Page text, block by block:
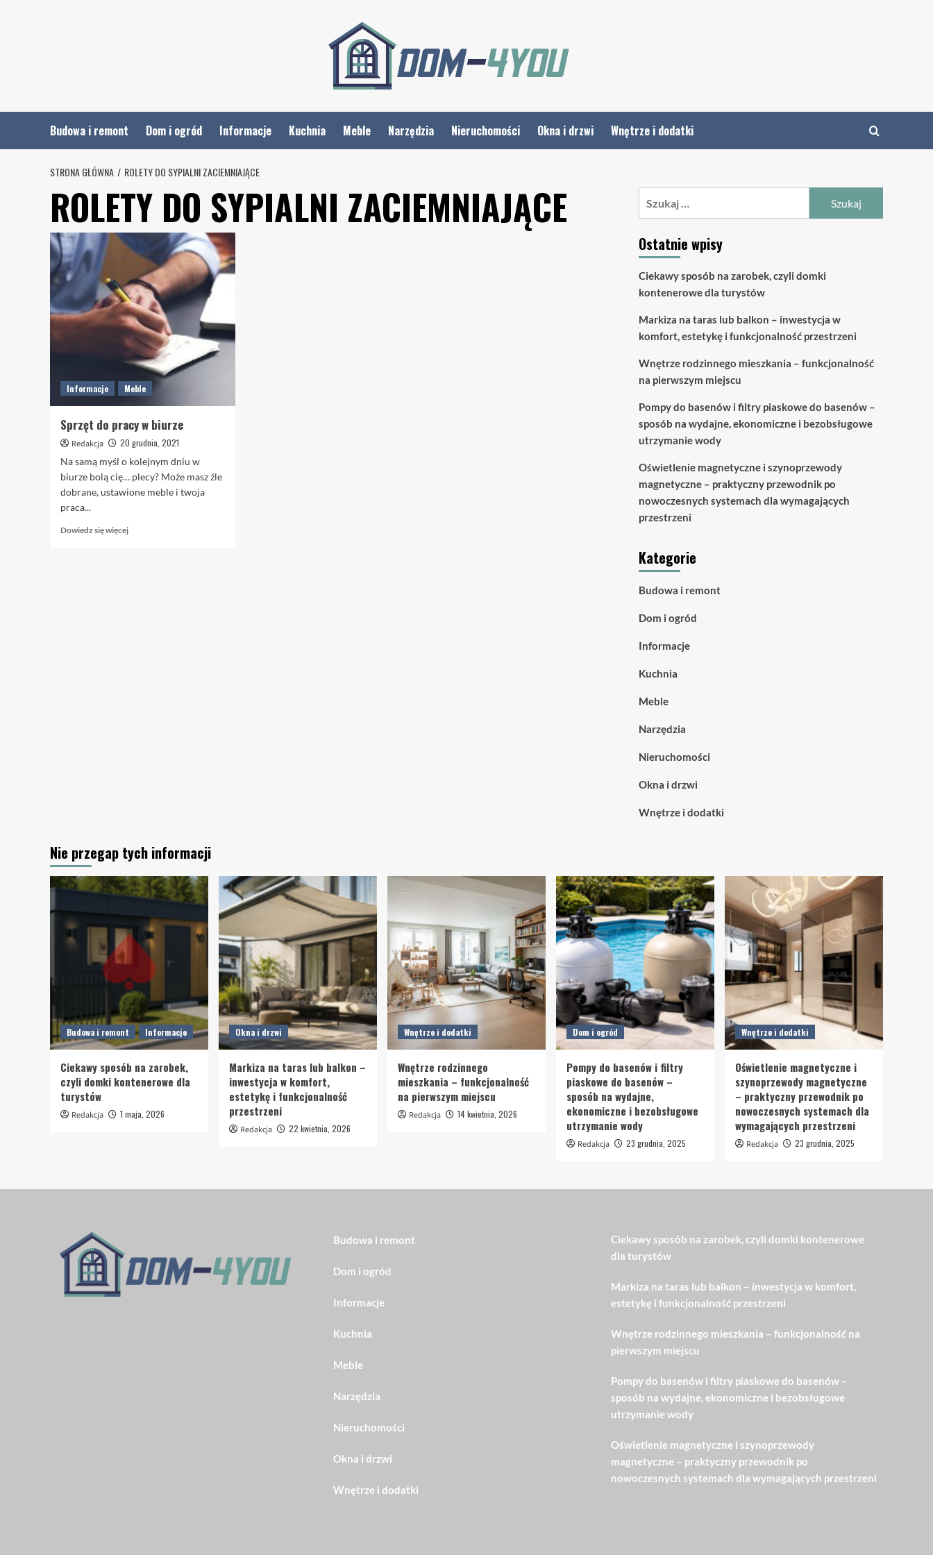
Budowa i remont Dom i ogród Informacje Kuchnia Meble Narzędzia Nieruchomości Okna i drzwi Wnętrze i dodatki
STRONA GŁÓWNA ROLETY DO SYPIALNI ZACIEMNIAJĄCE
ROLETY DO SYPIALNI ZACIEMNIAJĄCE
Informacje Meble
Sprzęt do pracy w biurze
Redakcja
20 grudnia, 2021
Na samą myśl o kolejnym dniu w
biurze bolą cię… plecy? Może masz źle
dobrane, ustawione meble i twoja
praca...
Dowiedz się więcejDowiedz
Ostatnie wpisy
Ciekawy sposób na zarobek, czyli domki
kontenerowe dla turystów
Markiza na taras lub balkon – inwestycja w
komfort, estetykę i funkcjonalność przestrzeni
Wnętrze rodzinnego mieszkania – funkcjonalność
na pierwszym miejscu
Pompy do basenów i filtry piaskowe do basenów –
sposób na wydajne, ekonomiczne i bezobsługowe
utrzymanie wody
Oświetlenie magnetyczne i szynoprzewody
magnetyczne – praktyczny przewodnik po
nowoczesnych systemach dla wymagających
przestrzeni
Kategorie
Budowa i remont
Dom i ogród
Informacje
Kuchnia
Meble
Narzędzia
Nieruchomości
Okna i drzwi
Wnętrze i dodatki
Nie przegap tych informacji
Budowa i remont Informacje
Ciekawy sposób na zarobek,
czyli domki kontenerowe dla
turystów
Redakcja 1 maja, 2026
Okna i drzwi
Markiza na taras lub balkon –
inwestycja w komfort,
estetykę i funkcjonalność
przestrzeni
Redakcja 22 kwietnia, 2026
Wnętrze i dodatki
Wnętrze rodzinnego
mieszkania – funkcjonalność
na pierwszym miejscu
Redakcja 14 kwietnia, 2026
Dom i ogród
Pompy do basenów i filtry
piaskowe do basenów –
sposób na wydajne,
ekonomiczne i bezobsługowe
utrzymanie wody
Redakcja 23 grudnia, 2025
Wnętrze i dodatki
Oświetlenie magnetyczne i
szynoprzewody magnetyczne
– praktyczny przewodnik po
nowoczesnych systemach dla
wymagających przestrzeni
Redakcja 23 grudnia, 2025
Budowa i remont
Dom i ogród
Informacje
Kuchnia
Meble
Narzędzia
Nieruchomości
Okna i drzwi
Wnętrze i dodatki
Ciekawy sposób na zarobek, czyli domki kontenerowe
dla turystów
Markiza na taras lub balkon – inwestycja w komfort,
estetykę i funkcjonalność przestrzeni
Wnętrze rodzinnego mieszkania – funkcjonalność na
pierwszym miejscu
Pompy do basenów i filtry piaskowe do basenów –
sposób na wydajne, ekonomiczne i bezobsługowe
utrzymanie wody
Oświetlenie magnetyczne i szynoprzewody
magnetyczne – praktyczny przewodnik po
nowoczesnych systemach dla wymagających przestrzeni